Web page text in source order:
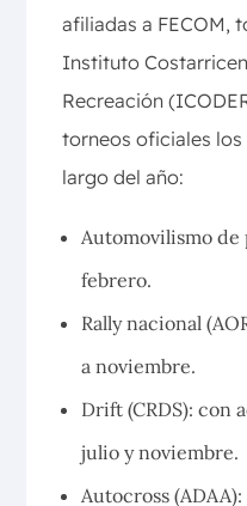
afiliadas a FECOM,
Instituto
Recreación
torneos oficiales los
largo del año:
Automovilismo de
febrero.
Rally nacional
a noviembre.
Drift (CRDS): con
julio y noviembre.
Autocross